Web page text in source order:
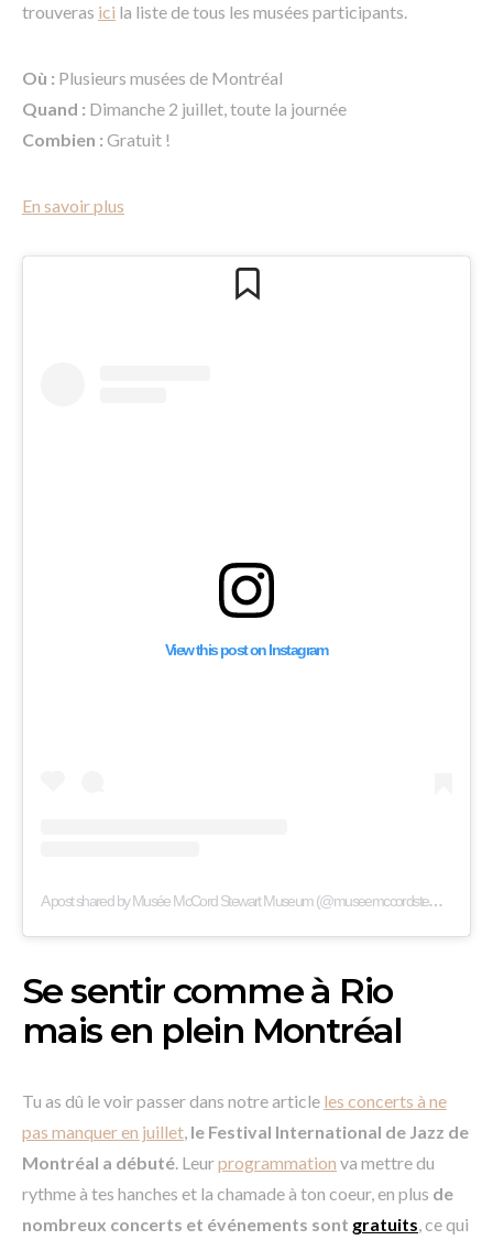
trouveras ici la liste de tous les musées participants.
Où : Plusieurs musées de Montréal
Quand : Dimanche 2 juillet, toute la journée
Combien : Gratuit !
En savoir plus
View this post on Instagram
A post shared by Musée McCord Stewart Museum (@museemccordstewart)
Se sentir comme à Rio
mais en plein Montréal
Tu as dû le voir passer dans notre article les concerts à ne
pas manquer en juillet, le Festival International de Jazz de
Montréal a débuté. Leurprogrammation va mettre du
rythme à tes hanches et la chamade à ton coeur, en plus de
nombreux concerts et événements sont gratuits, ce qui